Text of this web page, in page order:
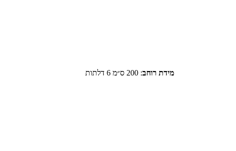
מידת רוחב:200 ס״מ 6 דלתות